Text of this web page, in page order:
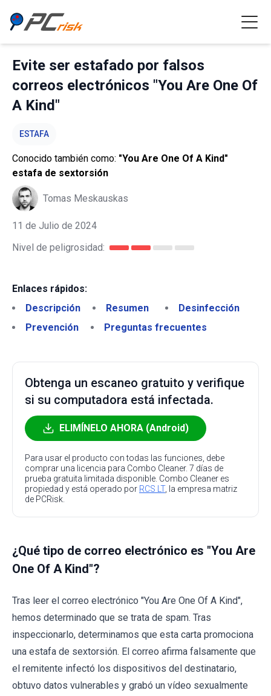
Evite ser estafado por falsos
correos electrónicos "You Are One Of
A Kind"
ESTAFA
Conocido también como: "You Are One Of A Kind"
estafa de sextorsión
Tomas Meskauskas
11 de Julio de 2024
Nivel de peligrosidad:
Enlaces rápidos:
Descripción
Resumen
Desinfección
Prevención
Preguntas frecuentes
Obtenga un escaneo gratuito y verifique
si su computadora está infectada.
ELIMÍNELO AHORA (Android)
Para usar el producto con todas las funciones, debe
comprar una licencia para Combo Cleaner. 7 días de
prueba gratuita limitada disponible. Combo Cleaner es
propiedad y está operado por RCS LT, la empresa matriz
de PCRisk.
¿Qué tipo de correo electrónico es "You Are
One Of A Kind"?
Tras leer el correo electrónico "You Are One Of A Kind",
hemos determinado que se trata de spam. Tras
inspeccionarlo, determinamos que esta carta promociona
una estafa de sextorsión. El correo afirma falsamente que
el remitente infectó los dispositivos del destinatario,
obtuvo datos vulnerables y grabó un vídeo sexualmente